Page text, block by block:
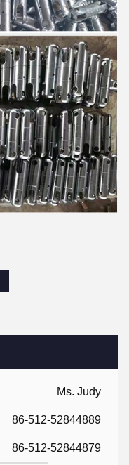
Ms. Judy
86-512-52844889
86-512-52844879